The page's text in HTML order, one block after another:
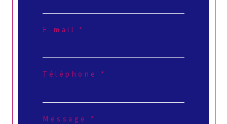
E-mail *
Téléphone *
Message *